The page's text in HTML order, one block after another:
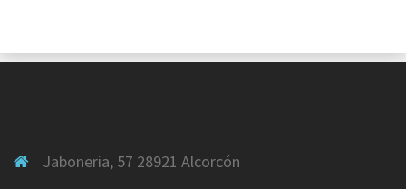
Jaboneria, 57 28921 Alcorcón